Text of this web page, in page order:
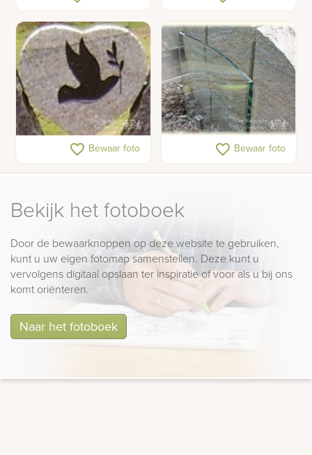
grafmonument in RVS en
glas
Detail van een granieten
grafmonument
favorite_border Bewaar foto Glazen letterplaat
favorite_border Bewaar foto
Bekijk het fotoboek
Door de bewaarknoppen op deze website te gebruiken,
kunt u uw eigen fotomap samenstellen. Deze kunt u
vervolgens digitaal opslaan ter inspiratie of voor als u bij ons
komt oriënteren.
Naar het fotoboek